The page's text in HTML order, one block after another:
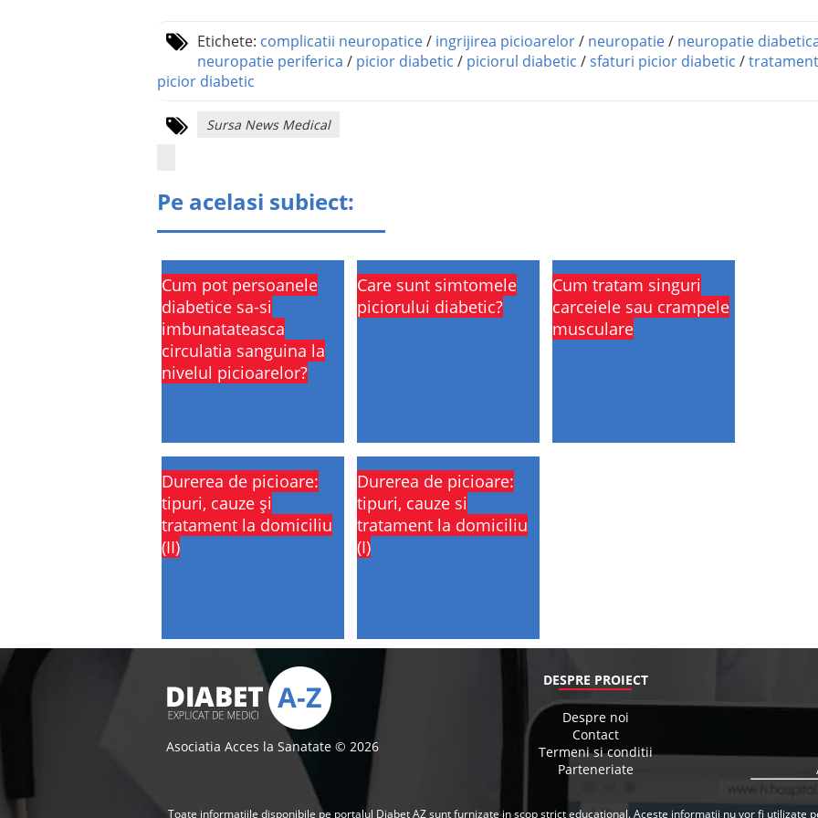
Etichete: complicatii neuropatice/ ingrijirea picioarelor/ neuropatie/ neuropatie
neuropatie periferica / picior diabetic / piciorul diabetic /sfaturi picior diabetic /tratament
picior diabetic
Sursa News Medical
Pe acelasi subiect:
Cum pot persoanele
diabetice sa-si
imbunatateasca
circulatia sanguina la
nivelul picioarelor?
Care sunt simtomele
piciorului diabetic?
Cum tratam singuri
carceiele sau crampele
musculare
Durerea de picioare:
tipuri, cauze și
tratament la domiciliu
(II)
Durerea de picioare:
tipuri, cauze si
tratament la domiciliu
(I)
Asociatia Acces la Sanatate © 2026
DESPRE PROIECT
Despre noi
Contact
Termeni si conditii
Parteneriate
Toate informatiile disponibile pe portalul Diabet AZ sunt furnizate in scop strict educational. Aceste informatii nu vor fi utilizate